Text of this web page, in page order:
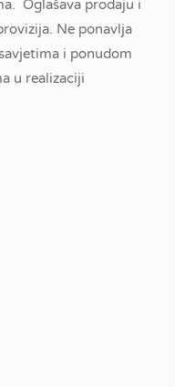
Oglašava prodaju i
Ne ponavlja
i ponudom
u realizaciji